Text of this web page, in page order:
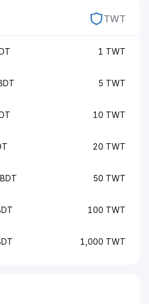
TWT
1 TWT
5 TWT
10 TWT
20 TWT
50 TWT
100 TWT
1,000 TWT